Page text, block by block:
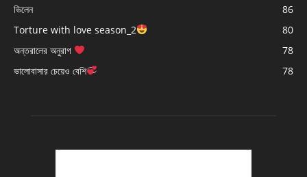
ভিলেন
86
Torture with love season_2
80
অন্তরালের অনুরাগ
78
ভালোবাসার চেয়েও বেশি
78